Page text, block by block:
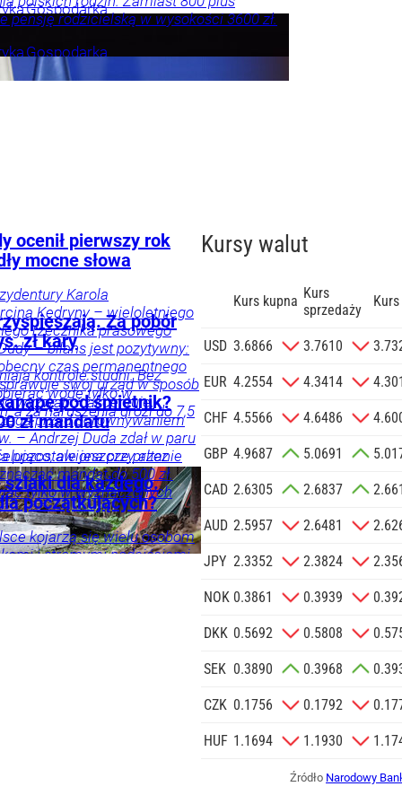
Gospodarka
pensję rodzicielską w wysokości 3600 zł.
Gospodarka
na
na podany
o.o. w imieniu
zlecenie jej
SIĘ
ocenił pierwszy rok
mocne słowa
Karola
Kędryny – wieloletniego
rzecznika prasowego
– bilans jest pozytywny:
czas permanentnego
swój urząd w sposób
wyzwań – akcentuje.
przed porównywaniem
– Andrzej Duda zdał w paru
ale jeszcze przez
jak kiedyś
a po latach się to zmieniło
Andrzeja Dudy.
Za pobór
zł kary
kontrole studni. Bez
wodę tylko w
a za naruszenia grozi do 7,5
pod śmietnik?
zł mandatu
pozostawiona przy altanie
mandat do 500 zł.
tylko w wyznaczonych
dla każdego.
początkujących?
kojarzą się wielu osobom
i stromymi podejściami
Kursy walut
Kurs kupna Kurs
sprzedaży
USD 3.6866 3.7610
EUR 4.2554 4.3414
CHF 4.5566 4.6486
GBP 4.9687 5.0691
CAD 2.6305 2.6837
AUD 2.5957 2.6481
JPY 2.3352 2.3824
NOK 0.3861 0.3939
DKK 0.5692 0.5808
SEK 0.3890 0.3968
CZK 0.1756 0.1792
HUF 1.1694 1.1930
Źródło Narodowy